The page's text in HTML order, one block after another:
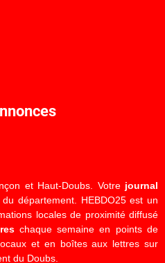
et Haut-Doubs. Votre journal
département. HEBDO25 est un
locales de proximité diffusé
chaque semaine en points de
et en boîtes aux lettres sur
du Doubs.